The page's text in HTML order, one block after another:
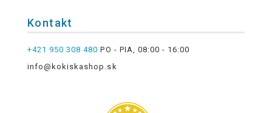
Kontakt
+421 950 308 480 PO - PIA, 08:00 - 16:00
info@kokiskashop.sk